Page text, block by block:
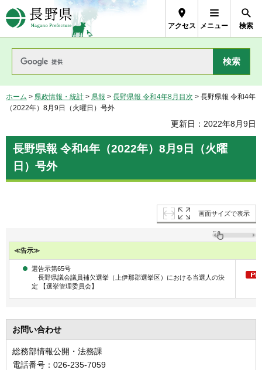
長野県Nagano Prefecture
アクセス メニュー 検索
ホーム > 県政情報・統計 > 県報 > 長野県報 令和4年8月目次 > 長野県報 令和4年
（2022年）8月9日（火曜日）号外
更新日：2022年8月9日
長野県報 令和4年（2022年）8月9日（火曜
日）号外
画面サイズで表示
≪告示≫
選告示第65号
長野県議会議員補欠選挙（上伊那郡選挙区）における当選人の決
定 【選挙管理委員会】
お問い合わせ
総務部情報公開・法務課
電話番号：026-235-7059